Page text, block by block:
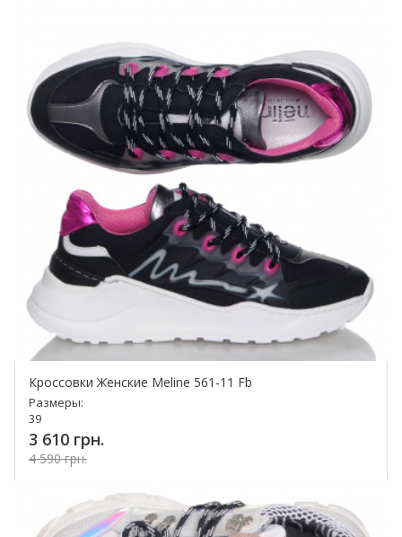
Кроссовки Женские Meline 561-11 Fb
Размеры:
39
3 610 грн.
4 590 грн.